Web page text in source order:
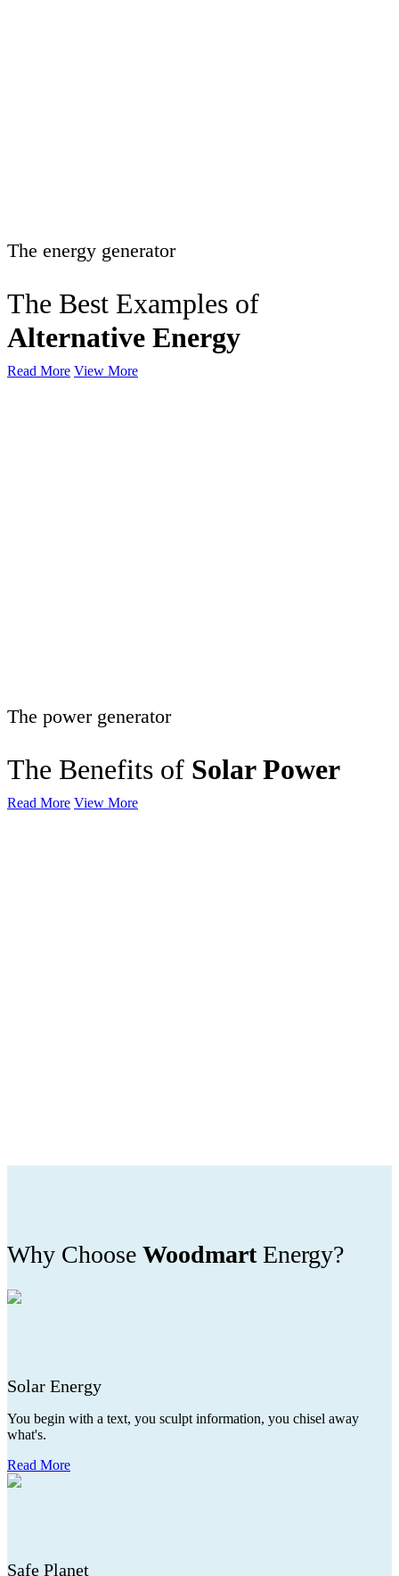
The energy generator
The Best Examples of
Alternative Energy
Read More View More
The power generator
The Benefits of Solar Power
Read More View More
Why Choose WoodmartEnergy?
Solar Energy
You begin with a text, you sculpt information, you chisel away
what's.
Read More
Safe Planet